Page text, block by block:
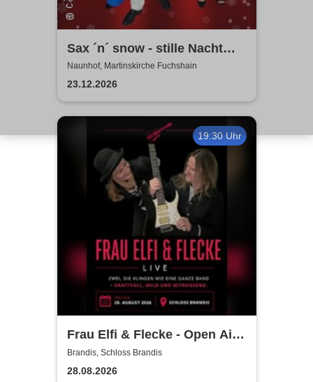
Sax ´n´ snow - stille Nacht
war gestern
Naunhof, Martinskirche Fuchshain
23.12.2026
19:30 Uhr
Frau Elfi & Flecke - Open Air
Konzert
Brandis, Schloss Brandis
28.08.2026